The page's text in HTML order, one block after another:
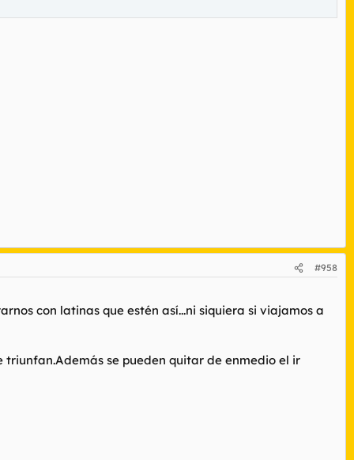
#958
con latinas que estén así...ni siquiera si viajamos a
triunfan.Además se pueden quitar de enmedio el ir